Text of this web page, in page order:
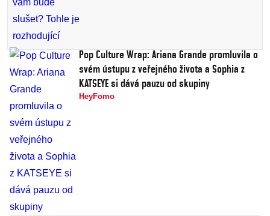
Pop Culture Wrap: Ariana Grande promluvila o
svém ústupu z veřejného života a Sophia z
KATSEYE si dává pauzu od skupiny
HeyFomo